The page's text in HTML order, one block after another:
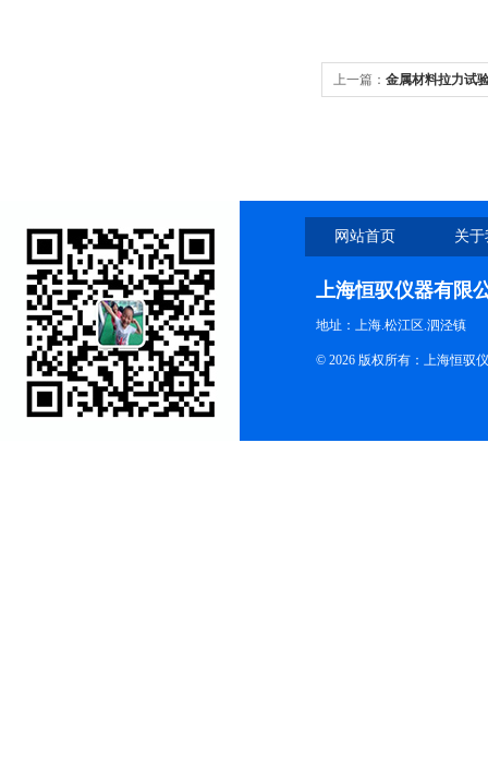
上一篇： 金属材料拉力试
网站首页 关
上海恒驭仪器有限
地址：上海.松江区.泗泾镇
© 2026 版权所有：上海恒驭